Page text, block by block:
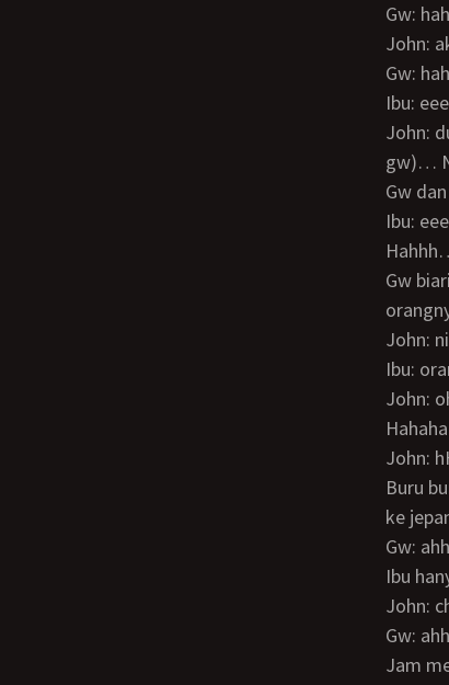
Gw:
John:
Gw:
Ibu:
John: dulu susah banget cariin chandra cewek… Terlalu milih milih (ngomong ke ibu
gw)…
Gw
Ibu:
Gw biarin aja johnatan nanya2 ke ibu gw… Gw jadi menikmati… Memang johnatan ini
John:
Ibu:
John:
John: hHahHa gw seneng banget ketemu lo di sini, dan sekarang udah punya pacar…
Buru
ke
Gw:
Ibu
John:
Gw:
Jam